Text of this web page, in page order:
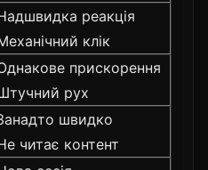
реакція
клік
прискорення
рух
швидко
читає контент